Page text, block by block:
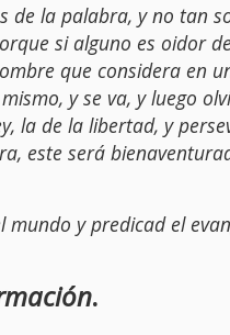
de la palabra, y no tan
si alguno es oidor
que considera en
y se va, y luego
la de la libertad, y
este será
mundo y predicad el
.